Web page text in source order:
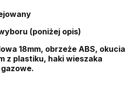
(poniżej opis)
18mm, obrzeże ABS, okucia
z plastiku, haki wieszaka